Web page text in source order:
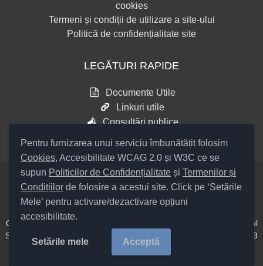
Pentru furnizarea unui serviciu îmbunătățit folosim
Cookies, Accesibilitate WCAG 2.0 și W3C ce se
supun Politicilor de Confidențialitate și Termenilor și
Condițiilor de folosire a acestui site. Click pe ‘Setările
Mele’ pentru activare/dezactivare opțiuni
accesibilitate.
Setările mele Acceptă
cookies
Termeni și condiții de utilizare a site-ului
Politică de confidențialitate site
LEGĂTURI RAPIDE
Documente Utile
Linkuri utile
Consultări publice
Setări Cookies și Accesibilitate
Cod Județ 4 / Județul Bacău / Tipul UAT – 14 – C – Comună / Codul
SIRUTA al Unității Administrativ Teritoriale COMUNA Hemeiuș 20313
/